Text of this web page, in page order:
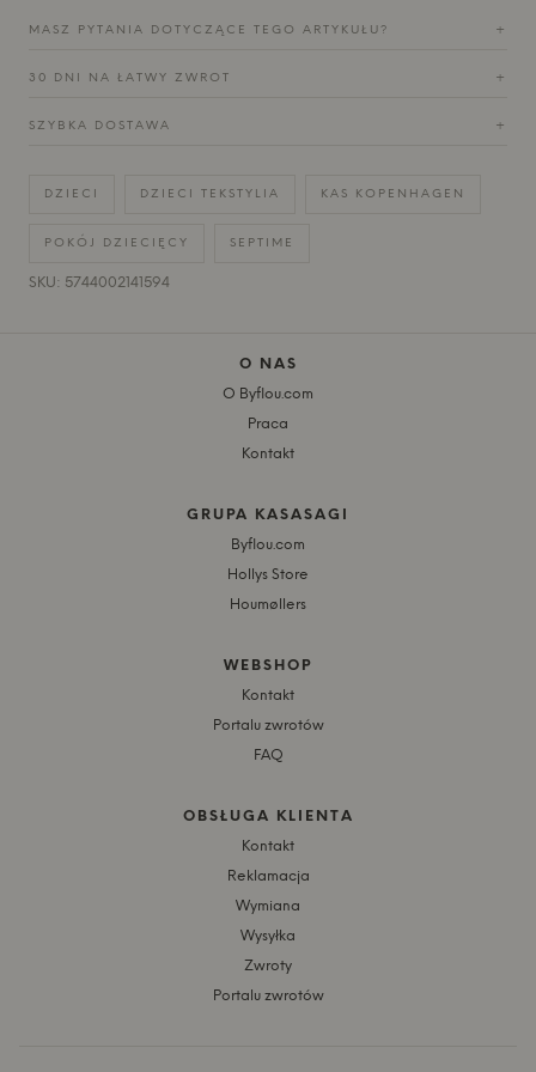
MASZ PYTANIA DOTYCZĄCE TEGO ARTYKUŁU? +
30 DNI NA ŁATWY ZWROT +
SZYBKA DOSTAWA +
DZIECI DZIECI TEKSTYLIA KAS KOPENHAGEN
POKÓJ DZIECIĘCY SEPTIME
SKU: 5744002141594
O NAS
O Byflou.com
Praca
Kontakt
GRUPA KASASAGI
Byflou.com
Hollys Store
Houmøllers
WEBSHOP
Kontakt
Portalu zwrotów
FAQ
OBSŁUGA KLIENTA
Kontakt
Reklamacja
Wymiana
Wysyłka
Zwroty
Portalu zwrotów